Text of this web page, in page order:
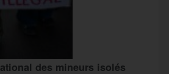
des mineurs isolés